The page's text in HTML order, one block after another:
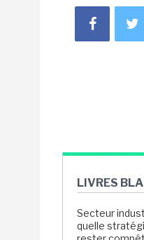
LIVRES
Secteur
quelle